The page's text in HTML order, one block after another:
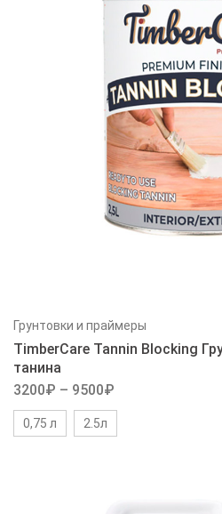
Грунтовки и праймеры
TimberCare Tannin Blocking
танина
3200₽ – 9500₽
0,75 л 2.5л